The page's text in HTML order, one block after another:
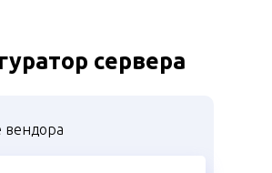
вендора
сервера